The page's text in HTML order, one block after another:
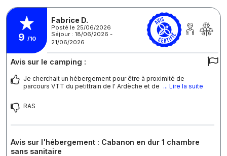
9 /10
Fabrice D.
Posté le 25/06/2026
Séjour : 18/06/2026 -
21/06/2026
Avis sur le camping :
Je cherchait un hébergement pour être à proximité de
parcours VTT du petittrain de l' Ardèche et de ... Lire la suite
RAS
Avis sur l'hébergement : Cabanon en dur 1 chambre
sans sanitaire